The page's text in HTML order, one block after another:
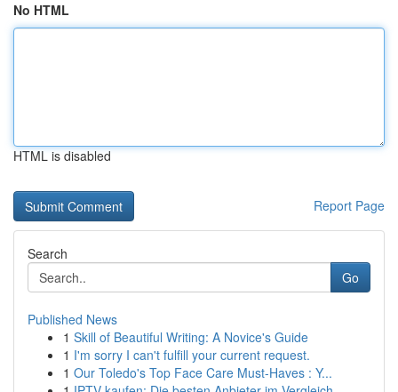
No HTML
HTML is disabled
Report Page
Search
Go
Published News
1 Skill of Beautiful Writing: A Novice's Guide
1 I'm sorry I can't fulfill your current request.
1 Our Toledo's Top Face Care Must-Haves : Y...